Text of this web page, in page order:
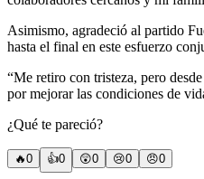
Asimismo, agradeció al partido
hasta el final en este esfuerzo
“Me retiro con tristeza, pero
por mejorar las condiciones de
¿Qué te pareció?
🔥0 👍0 😲0 😢0 😠0